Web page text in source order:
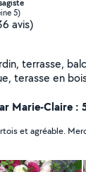
5)
avis)
balcon Espace
terasse en
Marie-Claire :
Très réactif, échange courtois et